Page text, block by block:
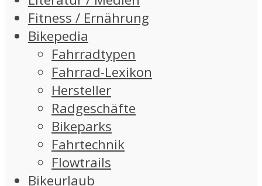
Fitness / Ernährung
Bikepedia
Fahrradtypen
Fahrrad-Lexikon
Hersteller
Radgeschäfte
Bikeparks
Fahrtechnik
Flowtrails
Bikeurlaub